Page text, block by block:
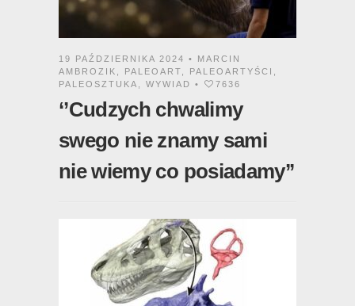
19 PAŹDZIERNIKA 2024 • MARCIN
AMBROZIK
PALEOART PALEOARTYŚCI
PALEOSZTUKA
WYWIAD • 7636
‘’Cudzych chwalimy
swego nie znamy sami
nie wiemy co posiadamy’’